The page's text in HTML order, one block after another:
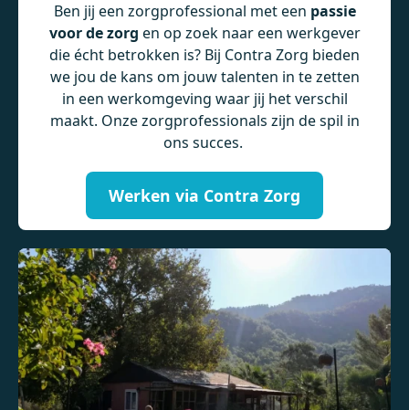
Ben jij een zorgprofessional met een passie
voor de zorg en op zoek naar een werkgever
die écht betrokken is? Bij Contra Zorg bieden
we jou de kans om jouw talenten in te zetten
in een werkomgeving waar jij het verschil
maakt. Onze zorgprofessionals zijn de spil in
ons succes.
Werken via Contra Zorg